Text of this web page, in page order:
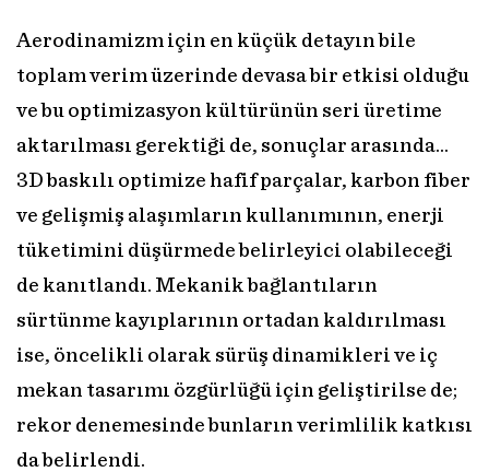
Aerodinamizm için en küçük detayın bile
toplam verim üzerinde devasa bir etkisi olduğu
ve bu optimizasyon kültürünün seri üretime
aktarılması gerektiği de, sonuçlar arasında…
3D baskılı optimize hafif parçalar, karbon fiber
ve gelişmiş alaşımların kullanımının, enerji
tüketimini düşürmede belirleyici olabileceği
de kanıtlandı. Mekanik bağlantıların
sürtünme kayıplarının ortadan kaldırılması
ise, öncelikli olarak sürüş dinamikleri ve iç
mekan tasarımı özgürlüğü için geliştirilse de;
rekor denemesinde bunların verimlilik katkısı
da belirlendi.